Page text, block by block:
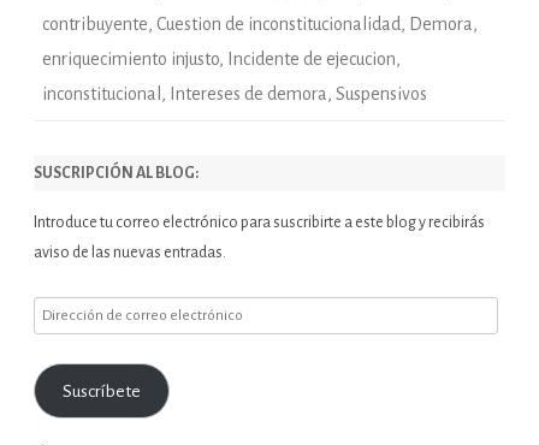
contribuyente, Cuestion de inconstitucionalidad , Demora ,
enriquecimiento injusto, Incidente de ejecucion,
inconstitucional , Intereses de demora , Suspensivos
SUSCRIPCIÓN AL BLOG:
Introduce tu correo electrónico para suscribirte a este blog y recibirás
aviso de las nuevas entradas.
Dirección
correo
electrónico
Suscríbete